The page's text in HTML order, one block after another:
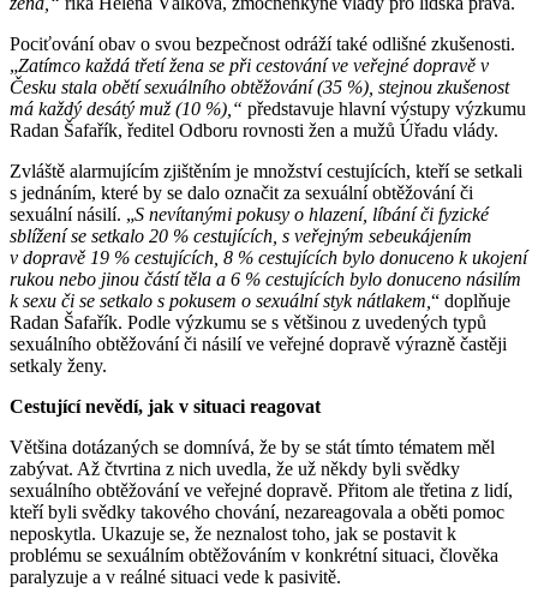
Pociťování obav o svou bezpečnost odráží také odlišné zkušenosti.
„Zatímco každá třetí žena se při cestování ve veřejné dopravě v
Česku stala obětí sexuálního obtěžování (35 %), stejnou zkušenost
má každý desátý muž (10 %),“ představuje hlavní výstupy výzkumu
Radan Šafařík, ředitel Odboru rovnosti žen a mužů Úřadu vlády.
Zvláště alarmujícím zjištěním je množství cestujících, kteří se setkali
s jednáním, které by se dalo označit za sexuální obtěžování či
sexuální násilí. „S nevítanými pokusy o hlazení, líbání či fyzické
sblížení se setkalo 20 % cestujících, s veřejným sebeukájením
v dopravě 19 % cestujících, 8 % cestujících bylo donuceno k ukojení
rukou nebo jinou částí těla a 6 % cestujících bylo donuceno násilím
k sexu či se setkalo s pokusem o sexuální styk nátlakem, “ doplňuje
Radan Šafařík. Podle výzkumu se s většinou z uvedených typů
sexuálního obtěžování či násilí ve veřejné dopravě výrazně častěji
setkaly ženy.
Cestující nevědí, jak v situaci reagovat
Většina dotázaných se domnívá, že by se stát tímto tématem měl
zabývat. Až čtvrtina z nich uvedla, že už někdy byli svědky
sexuálního obtěžování ve veřejné dopravě. Přitom ale třetina z lidí,
kteří byli svědky takového chování, nezareagovala a oběti pomoc
neposkytla. Ukazuje se, že neznalost toho, jak se postavit k
problému se sexuálním obtěžováním v konkrétní situaci, člověka
paralyzuje a v reálné situaci vede k pasivitě.